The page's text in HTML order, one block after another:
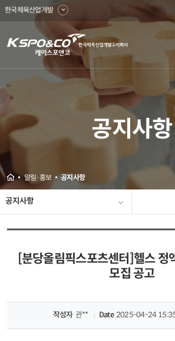
한국체육산업개발
kspo&co
케
이
스
포
앤
코
한
국
체
육
산
발
공지사항
공지사항
보도자료
사진뉴스
협력기관
역대수상 및 인증기록
홍보동영상
웹진
자주묻는 질문
유실물센터
Home알림·홍보 공지사항
공지사항
[분당올림픽스포츠센터]헬스 정
모집 공고
작성자 관** Date 2025-04-24